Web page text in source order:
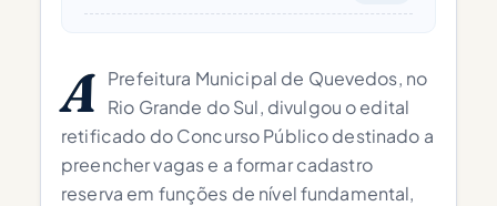
A Prefeitura Municipal de Quevedos, no
Rio Grande do Sul, divulgou o edital
retificado do Concurso Público destinado a
preencher vagas e a formar cadastro
reserva em funções de nível fundamental,